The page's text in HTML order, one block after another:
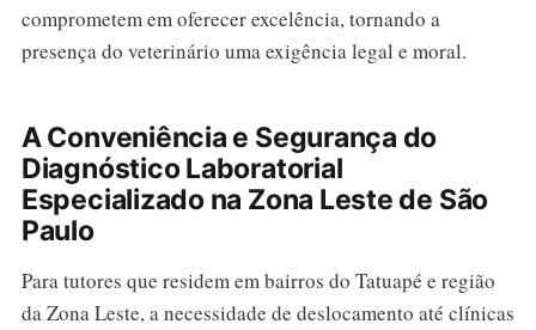
comprometem em oferecer excelência, tornando a
presença do veterinário uma exigência legal e moral.
A Conveniência e Segurança do
Diagnóstico Laboratorial
Especializado na Zona Leste de São
Paulo
Para tutores que residem em bairros do Tatuapé e região
da Zona Leste, a necessidade de deslocamento até clínicas